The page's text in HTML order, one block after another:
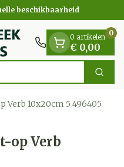
beschikbaarheid
Zoek
0 artikelen
€ 0,00
0
10x20cm 5 496405
op Verb